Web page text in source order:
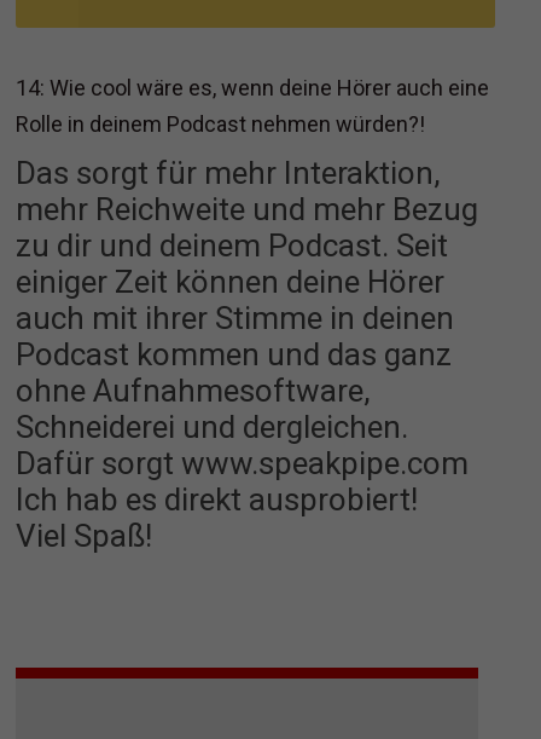
14: Wie cool wäre es, wenn deine Hörer auch eine
Rolle in deinem Podcast nehmen würden?!
Das sorgt für mehr Interaktion,
mehr Reichweite und mehr Bezug
zu dir und deinem Podcast. Seit
einiger Zeit können deine Hörer
auch mit ihrer Stimme in deinen
Podcast kommen und das ganz
ohne Aufnahmesoftware,
Schneiderei und dergleichen.
Dafür sorgt www.speakpipe.com
Ich hab es direkt ausprobiert!
Viel Spaß!